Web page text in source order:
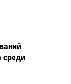
среди